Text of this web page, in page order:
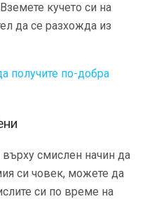
кучето си на
да се разхожда из
получите по-добра
смислен начин да
си човек, можете да
си по време на